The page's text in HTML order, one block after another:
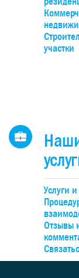
парк
20 минут
участки
Услуги
Отзывы